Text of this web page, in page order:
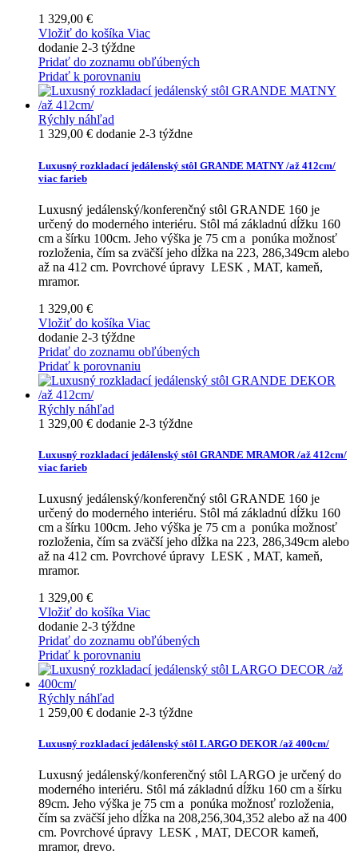
1 329,00 €
Vložiť do košíka Viac
dodanie 2-3 týždne
Pridať do zoznamu obľúbených
Pridať k porovnaniu
Rýchly náhľad
1 329,00 € dodanie 2-3 týždne
Luxusný rozkladací jedálenský stôl GRANDE MATNY /až 412cm/
viac farieb
Luxusný jedálenský/konferenčný stôl GRANDE 160 je
určený do moderného interiéru. Stôl má základnú dĺžku 160
cm a šírku 100cm. Jeho výška je 75 cm a ponúka možnosť
rozloženia, čím sa zväčší jeho dĺžka na 223, 286,349cm alebo
až na 412 cm. Povrchové úpravy LESK , MAT, kameň,
mramor.
1 329,00 €
Vložiť do košíka Viac
dodanie 2-3 týždne
Pridať do zoznamu obľúbených
Pridať k porovnaniu
Rýchly náhľad
1 329,00 € dodanie 2-3 týždne
Luxusný rozkladací jedálenský stôl GRANDE MRAMOR /až 412cm/
viac farieb
Luxusný jedálenský/konferenčný stôl GRANDE 160 je
určený do moderného interiéru. Stôl má základnú dĺžku 160
cm a šírku 100cm. Jeho výška je 75 cm a ponúka možnosť
rozloženia, čím sa zväčší jeho dĺžka na 223, 286,349cm alebo
až na 412 cm. Povrchové úpravy LESK , MAT, kameň,
mramor.
1 329,00 €
Vložiť do košíka Viac
dodanie 2-3 týždne
Pridať do zoznamu obľúbených
Pridať k porovnaniu
Rýchly náhľad
1 259,00 € dodanie 2-3 týždne
Luxusný rozkladací jedálenský stôl LARGO DEKOR /až 400cm/
Luxusný jedálenský/konferenčný stôl LARGO je určený do
moderného interiéru. Stôl má základnú dĺžku 160 cm a šírku
89cm. Jeho výška je 75 cm a ponúka možnosť rozloženia,
čím sa zväčší jeho dĺžka na 208,256,304,352 alebo až na 400
cm. Povrchové úpravy LESK , MAT, DECOR kameň,
mramor, drevo.